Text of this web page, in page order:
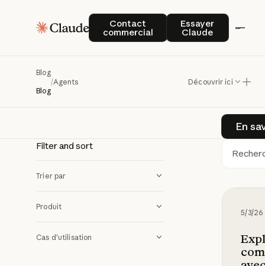
Contact
commercial
Contact commercial
Essayer
Claude
Essayer Claude
Blog
Blog
/Agents Découvrir ici
En
Filter and sort
Trier par
Produit
Cas d'utilisation
5/3/26